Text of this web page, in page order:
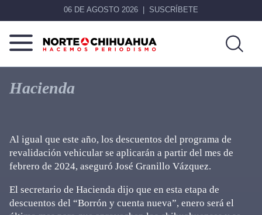
06 DE AGOSTO 2026 SUSCRÍBETE
Norte
De
Chihuahua
Más
que
noticias,
Hacienda
Al igual que este año, los descuentos del programa de
revalidación vehicular se aplicarán a partir del mes de
febrero de 2024, aseguró José Granillo Vázquez.
El secretario de Hacienda dijo que en esta etapa de
descuentos del “Borrón y cuenta nueva”, enero será el